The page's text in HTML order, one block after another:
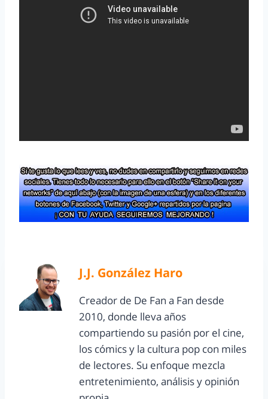
J.J. González Haro
Creador de De Fan a Fan desde
2010, donde lleva años
compartiendo su pasión por el cine,
los cómics y la cultura pop con miles
de lectores. Su enfoque mezcla
entretenimiento, análisis y opinión